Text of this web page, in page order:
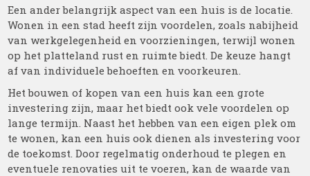
Een ander belangrijk aspect van een huis is de locatie.
Wonen in een stad heeft zijn voordelen, zoals nabijheid
van werkgelegenheid en voorzieningen, terwijl wonen
op het platteland rust en ruimte biedt. De keuze hangt
af van individuele behoeften en voorkeuren.
Het bouwen of kopen van een huis kan een grote
investering zijn, maar het biedt ook vele voordelen op
lange termijn. Naast het hebben van een eigen plek om
te wonen, kan een huis ook dienen als investering voor
de toekomst. Door regelmatig onderhoud te plegen en
eventuele renovaties uit te voeren, kan de waarde van